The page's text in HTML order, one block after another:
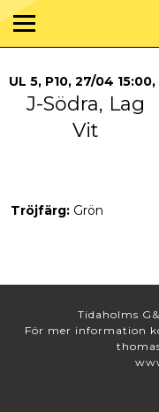
UL 5, P10, 27/04
J-Södra, Lag
Vit
Tröjfärg: Grön
Tidaholms
För mer information